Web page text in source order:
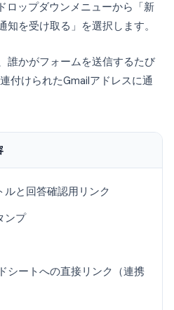
ロップダウンメニューから「新
知を受け取る」を選択します。
誰かがフォームを送信するたび
付けられたGmailアドレスに通
ルと回答確認用リンク
ンプ
シートへの直接リンク（連携